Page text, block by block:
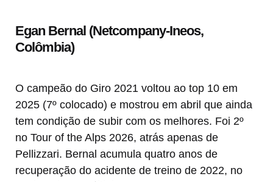
Egan Bernal (Netcompany-Ineos,
Colômbia)
O campeão do Giro 2021 voltou ao top 10 em
2025 (7º colocado) e mostrou em abril que ainda
tem condição de subir com os melhores. Foi 2º
no Tour of the Alps 2026, atrás apenas de
Pellizzari. Bernal acumula quatro anos de
recuperação do acidente de treino de 2022, no